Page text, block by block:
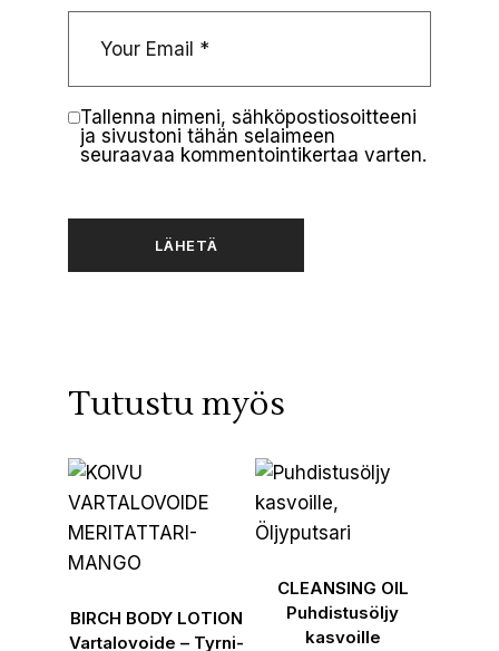
Tallenna nimeni, sähköpostiosoitteeni
ja sivustoni tähän selaimeen
seuraavaa kommentointikertaa varten.
LÄHETÄ
Tutustu myös
BIRCH BODY LOTION
Vartalovoide – Tyrni-
CLEANSING OIL
Puhdistusöljy
kasvoille